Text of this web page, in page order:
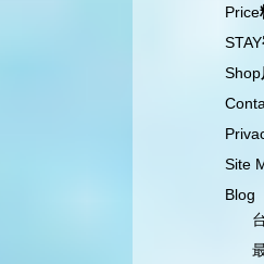
Price
STAY
Shop
Site
Blog